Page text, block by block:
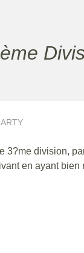
division,
en ayant